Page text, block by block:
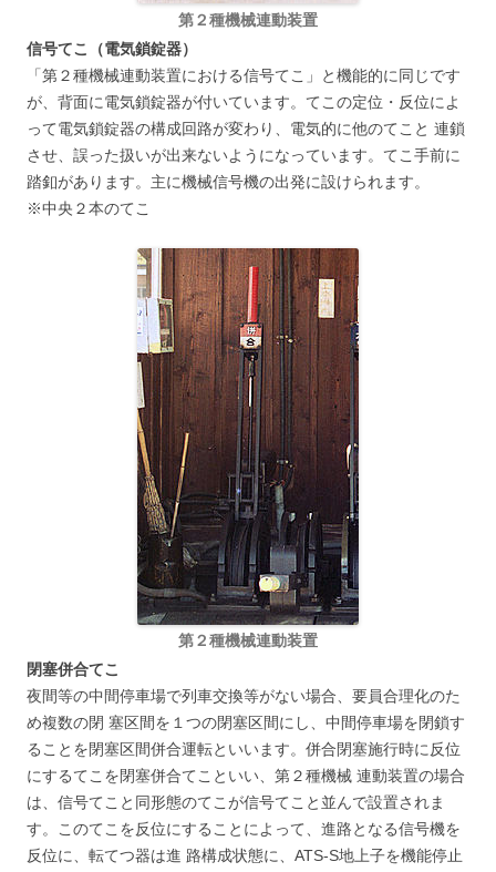
第２種機械連動装置
信号てこ（電気鎖錠器）
「第２種機械連動装置における信号てこ」と機能的に同じです
が、背面に電気鎖錠器が付いています。てこの定位・反位によ
って電気鎖錠器の構成回路が変わり、電気的に他のてこと 連鎖
させ、誤った扱いが出来ないようになっています。てこ手前に
踏釦があります。主に機械信号機の出発に設けられます。
※中央２本のてこ
第２種機械連動装置
閉塞併合てこ
夜間等の中間停車場で列車交換等がない場合、要員合理化のた
め複数の閉 塞区間を１つの閉塞区間にし、中間停車場を閉鎖す
ることを閉塞区間併合運転といいます。併合閉塞施行時に反位
にするてこを閉塞併合てこといい、第２種機械 連動装置の場合
は、信号てこと同形態のてこが信号てこと並んで設置されま
す。このてこを反位にすることによって、進路となる信号機を
反位に、転てつ器は進 路構成状態に、ATS-S地上子を機能停止